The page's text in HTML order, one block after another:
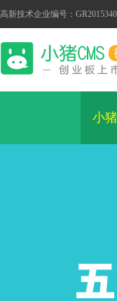
高新技术企业编号：
小